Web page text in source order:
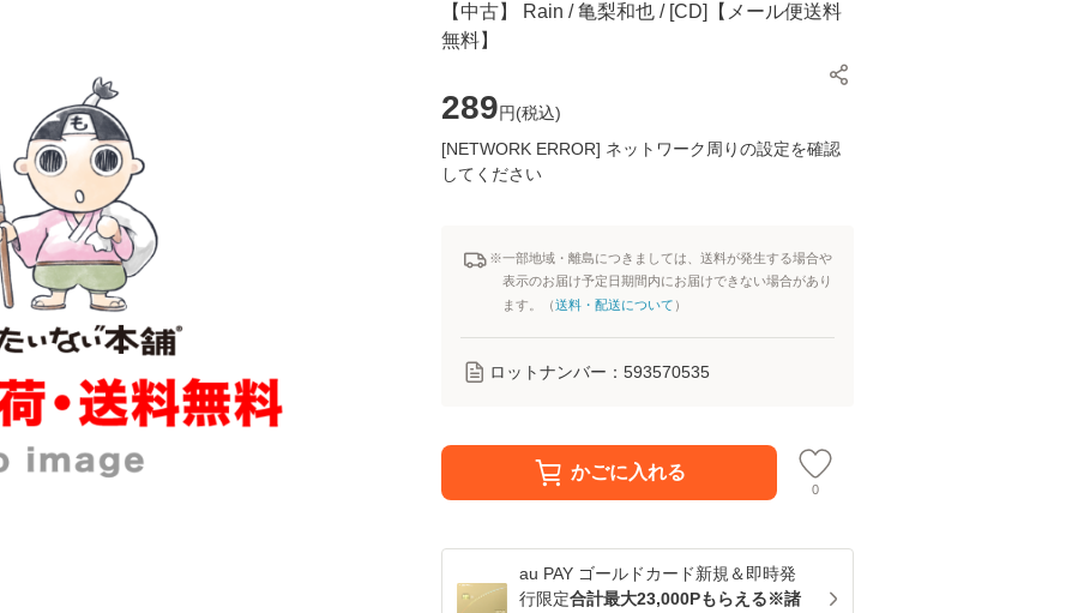
【中古】 Rain / 亀梨和也 / [CD]【メール便送料
無料】
289円(税込)
[NETWORK ERROR] ネットワーク周りの設定を確認
してください
※一部地域・離島につきましては、送料が発生する場合や
表示のお届け予定日期間内にお届けできない場合があり
ます。（送料・配送について ）
ロットナンバー： 593570535
かごに入れる
0
au PAY ゴールドカード新規＆即時発
行限定合計最大23,000Pもらえる※諸